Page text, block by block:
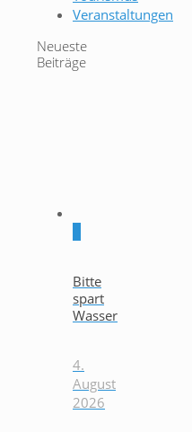
Veranstaltungen
Neueste
Beiträge
Bitte
spart
Wasser
4.
August
2026